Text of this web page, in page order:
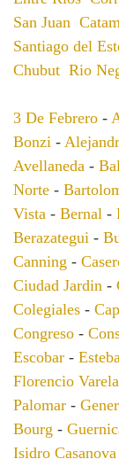
San Juan
Santiago del
Chubut Rio
3 De Febrero -
Bonzi -
Avellaneda -
Norte -
Vista - Bernal -
Berazategui -
Canning -
Ciudad Jardin -
Colegiales -
Congreso -
Escobar -
Florencio Varela
Palomar -
Bourg -
Isidro Casanova